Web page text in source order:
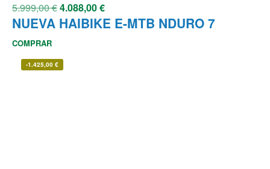
5.999,00€4.088,00€
NUEVA HAIBIKE E-MTB NDURO 7
COMPRAR
-1.425,00 €